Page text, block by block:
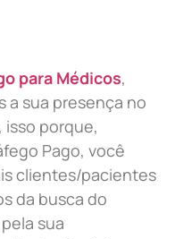
para Médicos,
a sua presença no
isso porque,
Pago, você
clientes/pacientes
da busca do
sua